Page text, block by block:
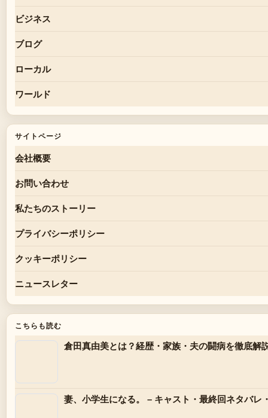
ビジネス
ブログ
ローカル
ワールド
サイトページ
会社概要
お問い合わせ
私たちのストーリー
プライバシーポリシー
クッキーポリシー
ニュースレター
こちらも読む
倉田真由美とは？経歴・家族・夫の闘病を徹底解
妻、小学生になる。 – キャスト・最終回ネタバレ